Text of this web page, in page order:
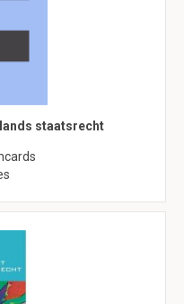
staatsrecht